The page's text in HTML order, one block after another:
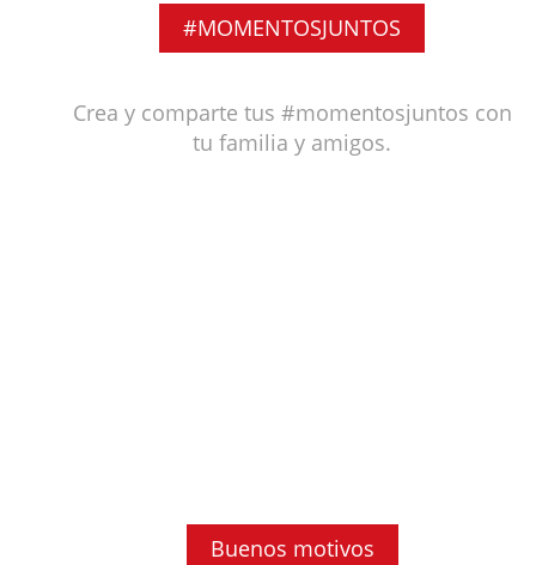
#MOMENTOSJUNTOS
Crea y comparte tus #momentosjuntos con
tu familia y amigos.
Buenos motivos